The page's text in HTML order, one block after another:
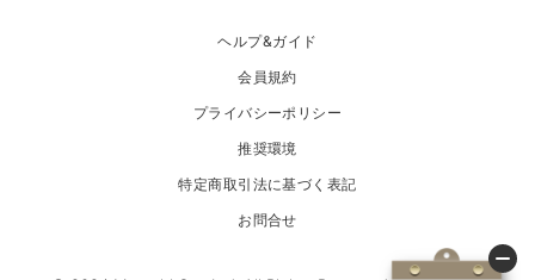
ヘルプ&ガイド
会員規約
プライバシーポリシー
推奨環境
特定商取引法に基づく表記
お問合せ